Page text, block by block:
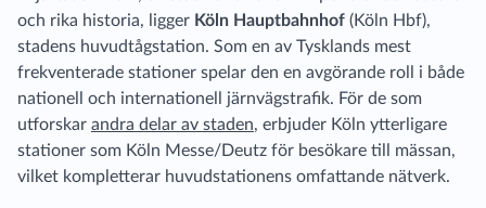
och rika historia, ligger Köln Hauptbahnhof (Köln Hbf),
stadens huvudtågstation. Som en av Tysklands mest
frekventerade stationer spelar den en avgörande roll i både
nationell och internationell järnvägstrafik. För de som
utforskar andra delar av staden, erbjuder Köln ytterligare
stationer som Köln Messe/Deutz för besökare till mässan,
vilket kompletterar huvudstationens omfattande nätverk.